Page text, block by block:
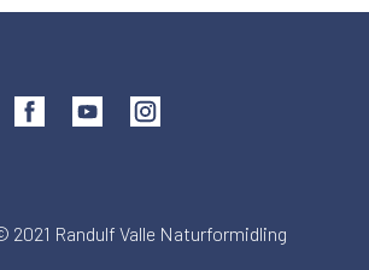
2021 Randulf Valle Naturformidling